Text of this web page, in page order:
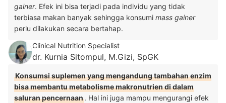
gainer. Efek ini bisa terjadi pada individu yang tidak
terbiasa makan banyak sehingga konsumi mass gainer
perlu dilakukan secara bertahap.
Clinical Nutrition Specialist
dr. Kurnia Sitompul, M.Gizi, SpGK
Konsumsi suplemen yang mengandung tambahan enzim
bisa membantu metabolisme makronutrien di dalam
saluran pencernaan. Hal ini juga mampu mengurangi efek